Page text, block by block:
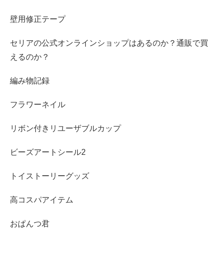
壁用修正テープ
セリアの公式オンラインショップはあるのか？通販で買
えるのか？
編み物記録
フラワーネイル
リボン付きリユーザブルカップ
ビーズアートシール2
トイストーリーグッズ
高コスパアイテム
おぱんつ君